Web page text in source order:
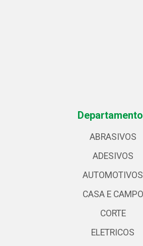
ABRASIVOS
ADESIVOS
AUTOMOTIVOS
CASA E CAMPO
CORTE
ELETRICOS